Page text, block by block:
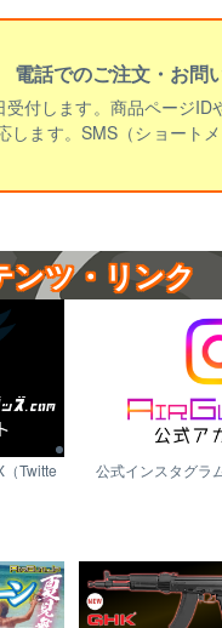
電話でのご注文・お問
受付します。商品ページID
します。SMS（ショート
ンツ・リンク
Twitte
公式インスタグラ